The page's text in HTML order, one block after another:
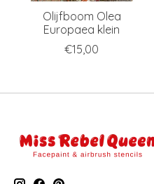
Olijfboom Olea
Europaea klein
€15,00